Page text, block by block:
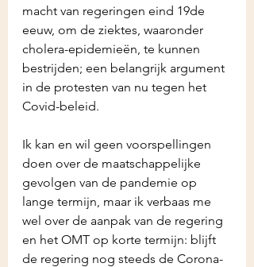
macht van regeringen eind 19de
eeuw, om de ziektes, waaronder
cholera-epidemieën, te kunnen
bestrijden; een belangrijk argument
in de protesten van nu tegen het
Covid-beleid.
Ik kan en wil geen voorspellingen
doen over de maatschappelijke
gevolgen van de pandemie op
lange termijn, maar ik verbaas me
wel over de aanpak van de regering
en het OMT op korte termijn: blijft
de regering nog steeds de Corona-